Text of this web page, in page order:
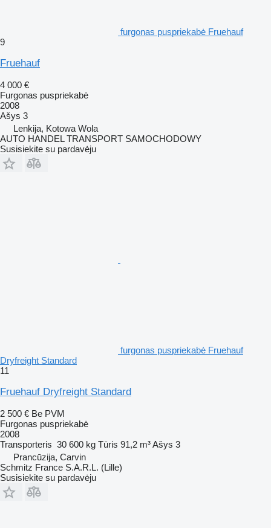
furgonas puspriekabė Fruehauf
9
Fruehauf
4 000 €
Furgonas puspriekabė
2008
Ašys 3
Lenkija, Kotowa Wola
AUTO HANDEL TRANSPORT SAMOCHODOWY
Susisiekite su pardavėju
furgonas puspriekabė Fruehauf
Dryfreight Standard
11
Fruehauf Dryfreight Standard
2 500 € Be PVM
Furgonas puspriekabė
2008
Transporteris 30 600 kg Tūris 91,2 m³Ašys 3
Prancūzija, Carvin
Schmitz France S.A.R.L. (Lille)
Susisiekite su pardavėju